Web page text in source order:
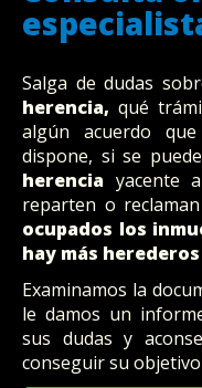
Salga de dudas
herencia, qué
algún acuerdo
dispone, si se
herencia yacente
reparten o
ocupados los
hay más
Examinamos la
le damos un
sus dudas y
conseguir su objetivo